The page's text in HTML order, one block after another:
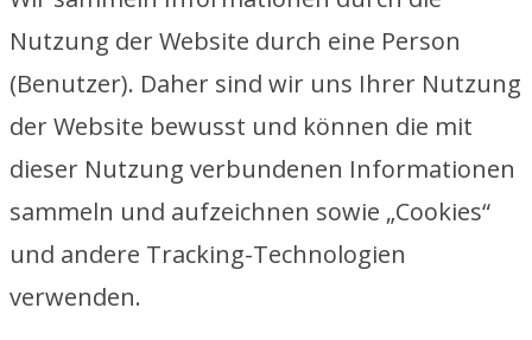
Nutzung der Website durch eine Person
(Benutzer). Daher sind wir uns Ihrer Nutzung
der Website bewusst und können die mit
dieser Nutzung verbundenen Informationen
sammeln und aufzeichnen sowie „Cookies“
und andere Tracking-Technologien
verwenden.